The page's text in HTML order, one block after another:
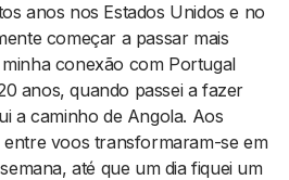
anos nos Estados Unidos e no
começar a passar mais
conexão com Portugal
anos, quando passei a fazer
a caminho de Angola. Aos
voos transformaram-se em
até que um dia fiquei um